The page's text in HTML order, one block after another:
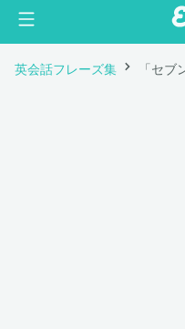
英会話フレーズ集